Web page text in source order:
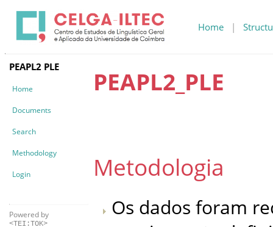
Home |
PEAPL2 PLE
Home
Documents
Search
Methodology
Login
Powered by
<TEI:TOK>
PEAPL2_ PLE
Metodologia
Os dados foram